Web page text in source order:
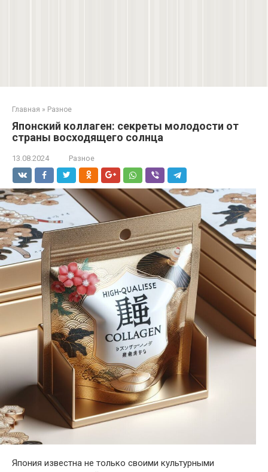
Главная » Разное
Японский коллаген: секреты молодости от
страны восходящего солнца
13.08.2024 Разное
Япония известна не только своими культурными